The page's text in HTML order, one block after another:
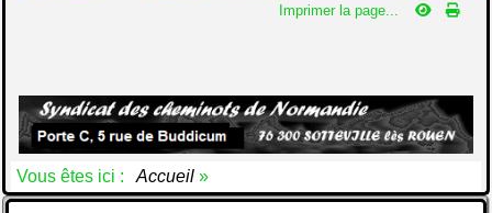
Imprimer la page...
Vous êtes ici : Accueil »